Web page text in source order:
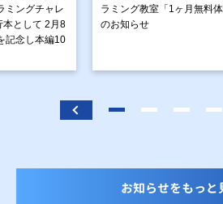
ミングチャレ
本として 2月8
記念し本編10
ラミング教室「1ヶ月無料
のお知らせ
お知らせをもっと